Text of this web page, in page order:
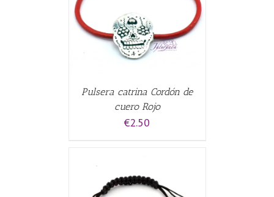
Pulsera catrina Cordón de
cuero Rojo
€2.50